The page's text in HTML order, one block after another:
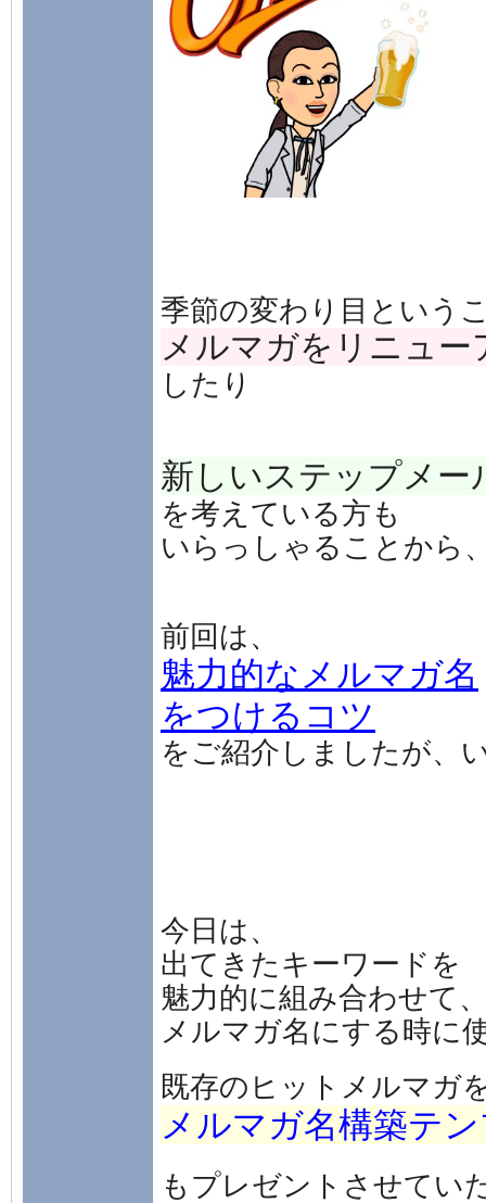
季節の変わり目という
メルマガをリニュー
したり
新しいステップメー
を考えている方も
いらっしゃることから
前回は、
魅力的なメルマガ名
をつけるコツ
をご紹介しましたが、
今日は、
出てきたキーワードを
魅力的に組み合わせて
メルマガ名にする時に
既存のヒットメルマガ
メルマガ名構築テ
もプレゼントさせてい